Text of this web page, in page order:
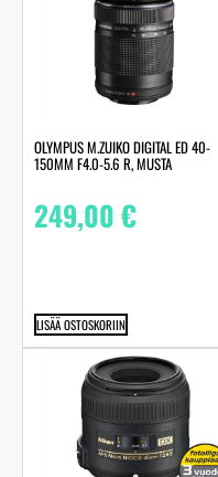
OLYMPUS M.ZUIKO DIGITAL ED 40-
150MM F4.0-5.6 R, MUSTA
249,00€
LISÄÄ OSTOSKORIIN